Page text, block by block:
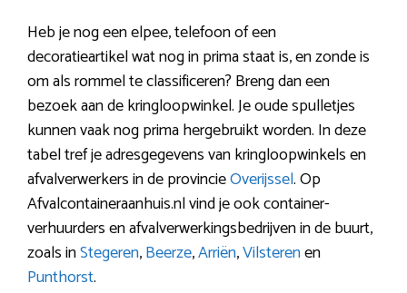
Heb je nog een elpee, telefoon of een
decoratieartikel wat nog in prima staat is, en zonde is
om als rommel te classificeren? Breng dan een
bezoek aan de kringloopwinkel. Je oude spulletjes
kunnen vaak nog prima hergebruikt worden. In deze
tabel tref je adresgegevens van kringloopwinkels en
afvalverwerkers in de provincieOverijssel. Op
Afvalcontaineraanhuis.nl vind je ook container-
verhuurders en afvalverwerkingsbedrijven in de buurt,
zoals inStegeren,Beerze,Arriën,Vilsterenen
Punthorst.